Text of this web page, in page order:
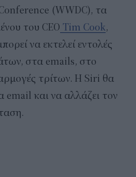
(WWDC), τα
του CEO Tim Cook,
να εκτελεί εντολές
στα emails, στο
τρίτων. Η Siri θα
email και να αλλάζει τον